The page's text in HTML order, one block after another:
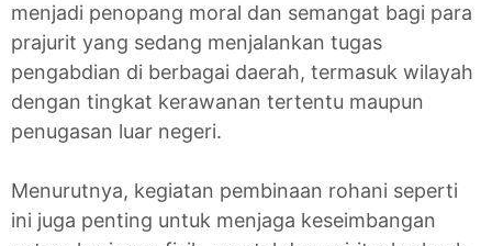
menjadi penopang moral dan semangat bagi para
prajurit yang sedang menjalankan tugas
pengabdian di berbagai daerah, termasuk wilayah
dengan tingkat kerawanan tertentu maupun
penugasan luar negeri.
Menurutnya, kegiatan pembinaan rohani seperti
ini juga penting untuk menjaga keseimbangan